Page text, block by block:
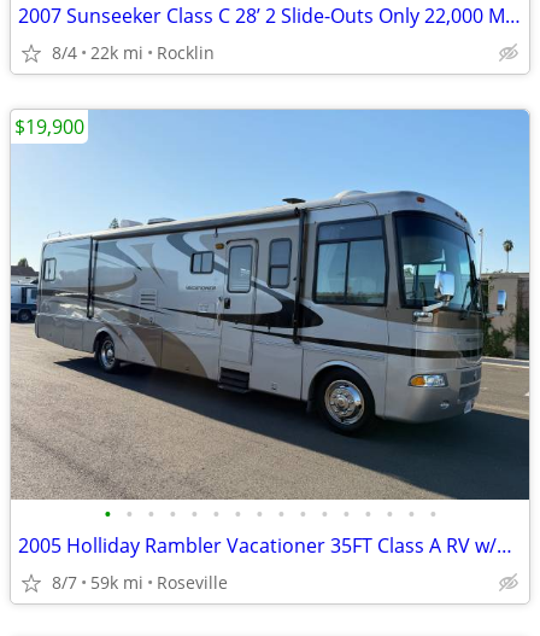
2007 Sunseeker Class C 28’ 2 Slide-Outs Only 22,000 Miles
8/4 22k mi Rocklin
• • • • • • • • • • • • • • • •
2005 Holliday Rambler Vacationer 35FT Class A RV w/2 Slide Outs
8/7 59k mi Roseville
$19,900